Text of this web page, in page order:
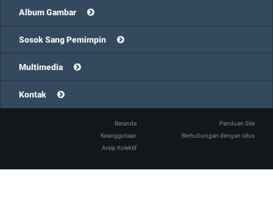
Album Gambar
Sosok Sang Pemimpin
Multimedia
Kontak
Beranda
Panduan Site
Keanggotaan
Berhubungan dengan situs
Arsip Kolektif